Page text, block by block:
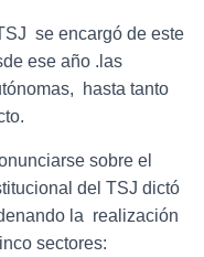
se encargó de este
ese año .las
hasta tanto
sobre el
del TSJ dictó
la realización
sectores: